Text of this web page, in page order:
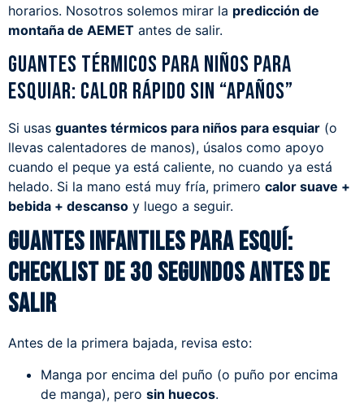
horarios. Nosotros solemos mirar la predicción de
montaña de AEMET antes de salir.
Guantes térmicos para niños para
esquiar: calor rápido sin “apaños”
Si usas guantes térmicos para niños para esquiar (o
llevas calentadores de manos), úsalos como apoyo
cuando el peque ya está caliente, no cuando ya está
helado. Si la mano está muy fría, primero calor suave +
bebida + descanso y luego a seguir.
Guantes infantiles para esquí:
checklist de 30 segundos antes de
salir
Antes de la primera bajada, revisa esto:
Manga por encima del puño (o puño por encima
de manga), pero sin huecos.